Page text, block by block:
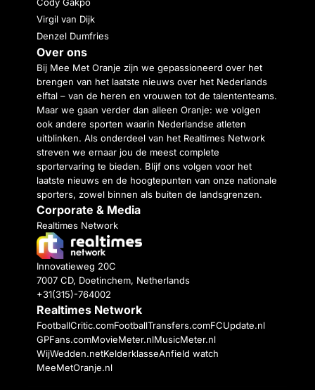
Virgil van Dijk
Denzel Dumfries
Over ons
Bij Mee Met Oranje zijn we gepassioneerd over het
brengen van het laatste nieuws over het Nederlands
elftal – van de heren en vrouwen tot de talententeams.
Maar we gaan verder dan alleen Oranje: we volgen
ook andere sporten waarin Nederlandse atleten
uitblinken. Als onderdeel van het Realtimes Network
streven we ernaar jou de meest complete
sportervaring te bieden. Blijf ons volgen voor het
laatste nieuws en de hoogtepunten van onze nationale
sporters, zowel binnen als buiten de landsgrenzen.
Corporate & Media
Realtimes Network
Innovatieweg 20C
7007 CD, Doetinchem, Netherlands
+31(315)-764002
Realtimes Network
FootballCritic.comFootballTransfers.comFCUpdate.nl
GPFans.comMovieMeter.nlMusicMeter.nl
WijWedden.netKelderklasseAnfield watch
MeeMetOranje.nl